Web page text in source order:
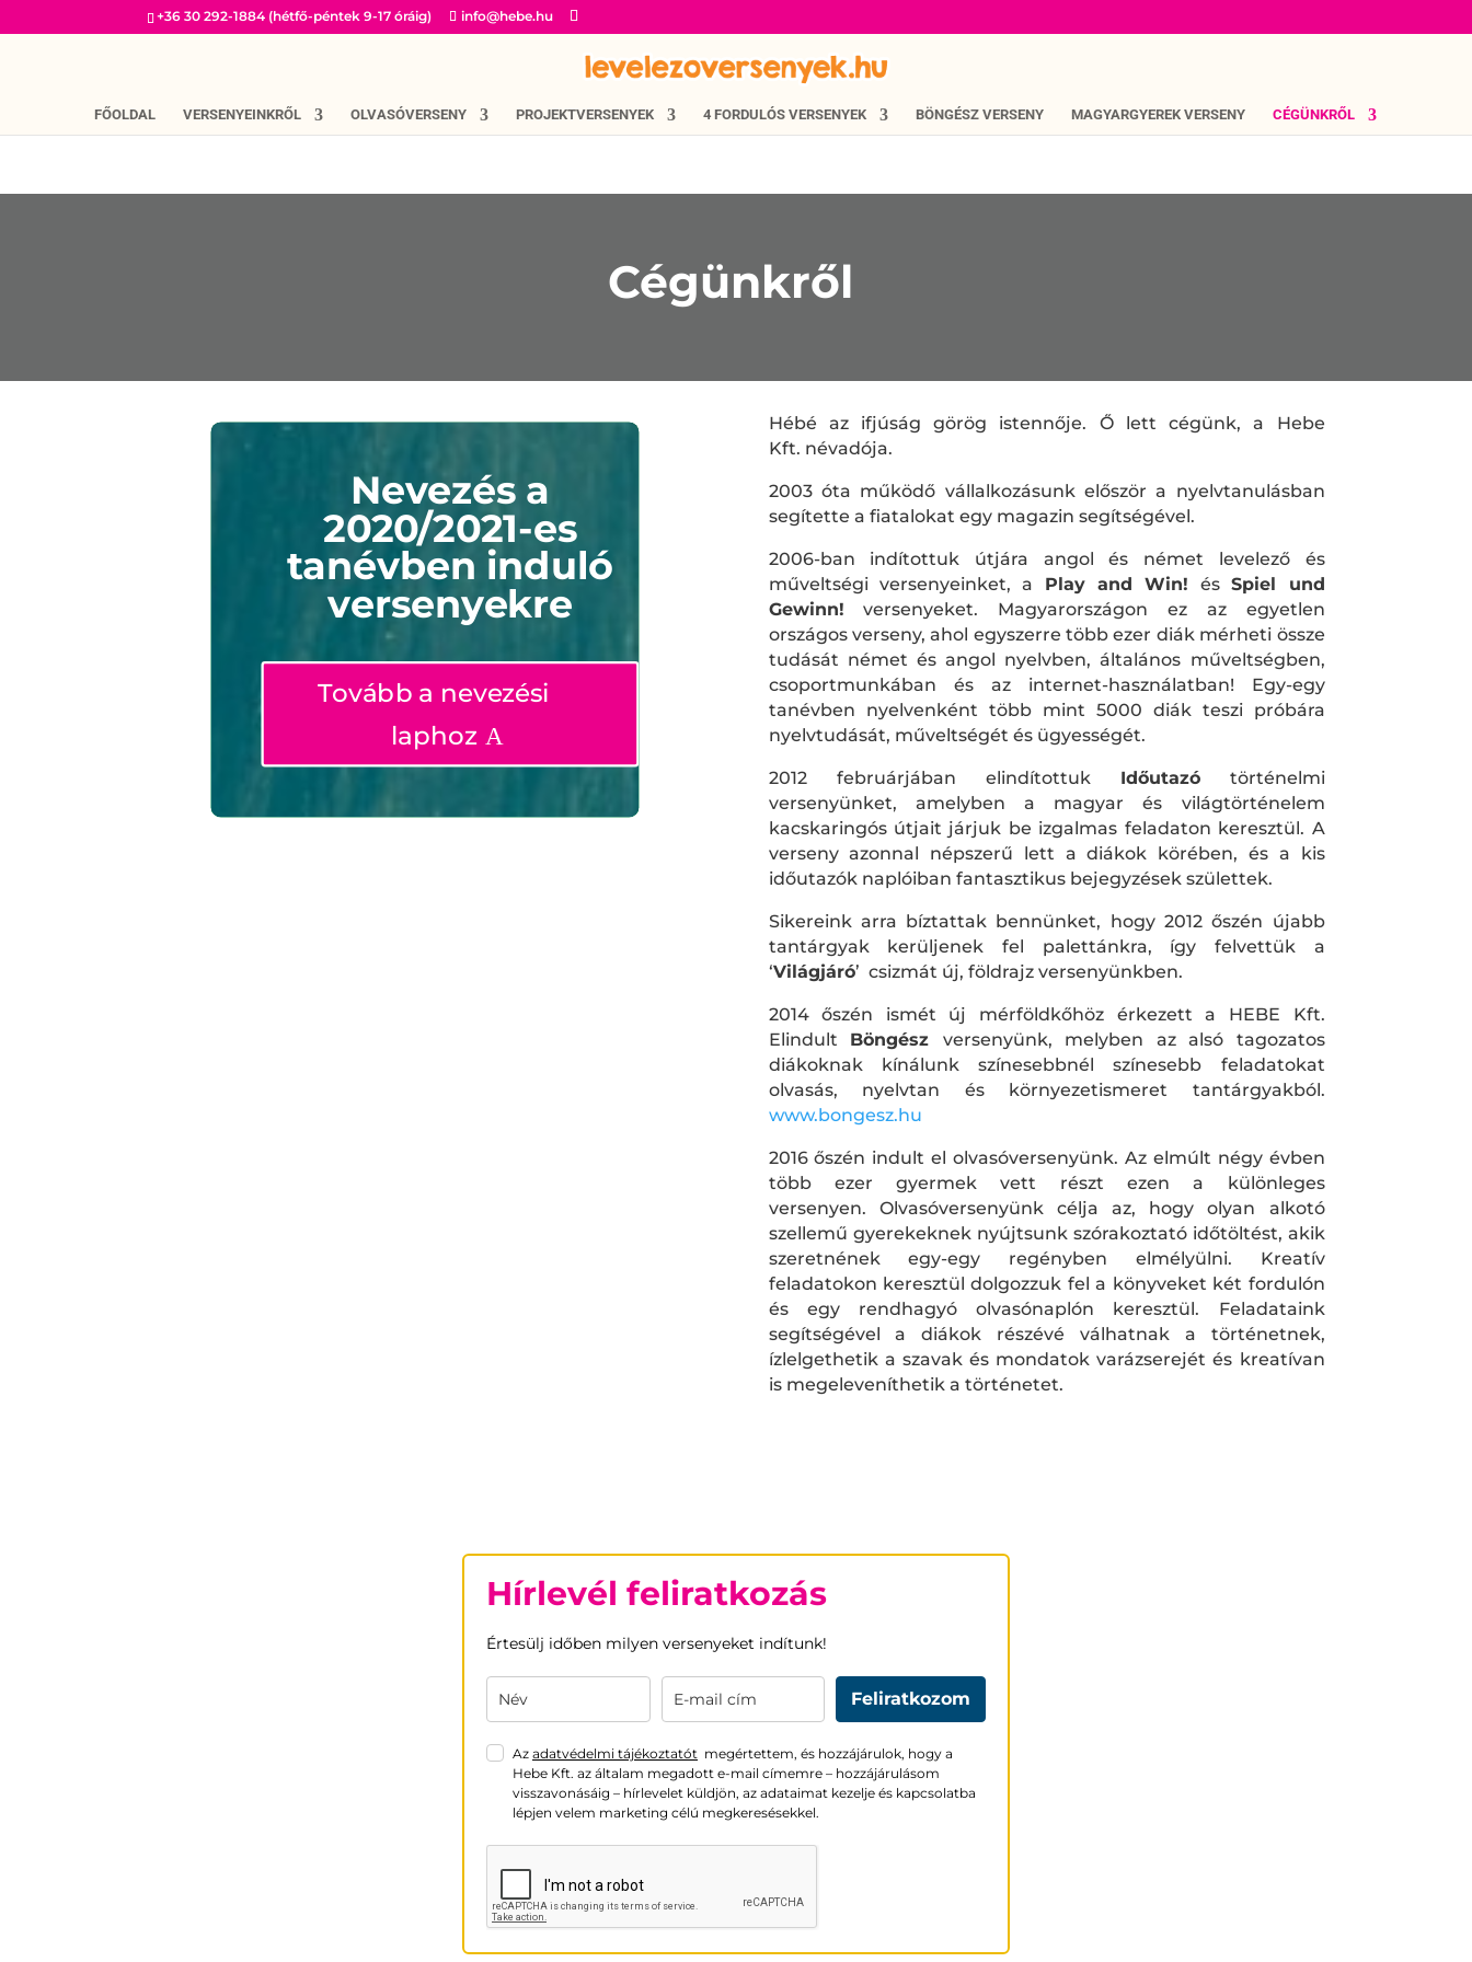
+36 30 292-1884 (hétfő-péntek 9-17 óráig) info@hebe.hu
FŐOLDAL VERSENYEINKRŐL OLVASÓVERSENY PROJEKTVERSENYEK 4 FORDULÓS VERSENYEK BÖNGÉSZ VERSENY MAGYARGYEREK VERSENY CÉGÜNKRŐL
Cégünkről
Nevezés a
2020/2021-es
tanévben induló
versenyekre
Tovább a nevezési
laphoz
Hébé az ifjúság görög istennője. Ő lett cégünk, a Hebe
Kft. névadója.
2003 óta működő vállalkozásunk először a nyelvtanulásban
segítette a fiatalokat egy magazin segítségével.
2006-ban indítottuk útjára angol és német levelező és
műveltségi versenyeinket, a Play and Win! ésSpiel und
Gewinn! versenyeket. Magyarországon ez az egyetlen
országos verseny, ahol egyszerre több ezer diák mérheti össze
tudását német és angol nyelvben, általános műveltségben,
csoportmunkában és az internet-használatban! Egy-egy
tanévben nyelvenként több mint 5000 diák teszi próbára
nyelvtudását, műveltségét és ügyességét.
2012 februárjában elindítottuk Időutazótörténelmi
versenyünket, amelyben a magyar és világtörténelem
kacskaringós útjait járjuk be izgalmas feladaton keresztül. A
verseny azonnal népszerű lett a diákok körében, és a kis
időutazók naplóiban fantasztikus bejegyzések születtek.
Sikereink arra bíztattak bennünket, hogy 2012 őszén újabb
tantárgyak kerüljenek fel palettánkra, így felvettük a
‘Világjáró’ csizmát új, földrajz versenyünkben.
2014 őszén ismét új mérföldkőhöz érkezett a HEBE Kft.
Elindult Böngész versenyünk, melyben az alsó tagozatos
diákoknak kínálunk színesebbnél színesebb feladatokat
olvasás, nyelvtan és környezetismeret tantárgyakból.
www.bongesz.hu
2016 őszén indult el olvasóversenyünk. Az elmúlt négy évben
több ezer gyermek vett részt ezen a különleges
versenyen. Olvasóversenyünk célja az, hogy olyan alkotó
szellemű gyerekeknek nyújtsunk szórakoztató időtöltést, akik
szeretnének egy-egy regényben elmélyülni. Kreatív
feladatokon keresztül dolgozzuk fel a könyveket két fordulón
és egy rendhagyó olvasónaplón keresztül. Feladataink
segítségével a diákok részévé válhatnak a történetnek,
ízlelgethetik a szavak és mondatok varázserejét és kreatívan
is megeleveníthetik a történetet.
Hírlevél feliratkozás
Értesülj időben milyen versenyeket indítunk!
Feliratkozom
Az adatvédelmi tájékoztatót megértettem, és hozzájárulok, hogy a
Hebe Kft. az általam megadott e-mail címemre – hozzájárulásom
visszavonásáig – hírlevelet küldjön, az adataimat kezelje és kapcsolatba
lépjen velem marketing célú megkeresésekkel.